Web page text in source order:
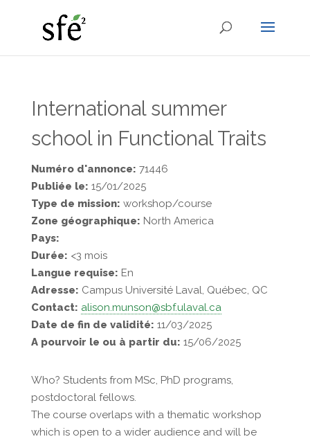
International summer
school in Functional Traits
Numéro d'annonce: 71446
Publiée le: 15/01/2025
Type de mission: workshop/course
Zone géographique: North America
Pays:
Durée: <3 mois
Langue requise: En
Adresse: Campus Université Laval, Québec, QC
Contact: alison.munson@sbf.ulaval.ca
Date de fin de validité: 11/03/2025
A pourvoir le ou à partir du: 15/06/2025
Who? Students from MSc, PhD programs,
postdoctoral fellows.
The course overlaps with a thematic workshop
which is open to a wider audience and will be